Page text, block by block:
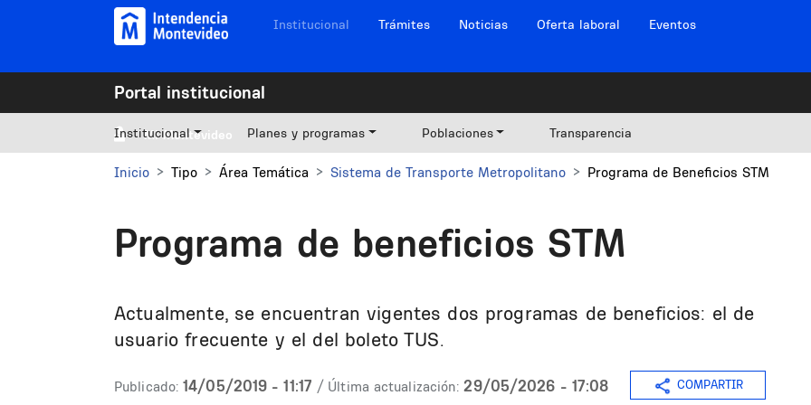
Pasar al contenido principal Navegación sitios
Institucional Trámites Noticias Oferta laboral Eventos
Portal institucional
Mi Montevideo
Institucional Planes y programas Poblaciones Transparencia
Inicio Tipo Área Temática Sistema de Transporte Metropolitano Programa de Beneficios STM
Programa de beneficios STM
Actualmente, se encuentran vigentes dos programas de beneficios: el de
usuario frecuente y el del boleto TUS.
Publicado: 14/05/2019 - 11:17 / Última actualización: 29/05/2026 - 17:08 COMPARTIR